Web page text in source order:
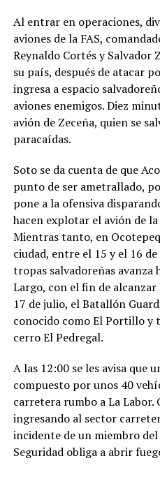
Al entrar en operaciones,
aviones de la FAS,
Reynaldo Cortés y Salvador
su país, después de atacar
ingresa a espacio
aviones enemigos. Diez
avión de Zeceña, quien se
paracaídas.
Soto se da cuenta de que
punto de ser ametrallado,
pone a la ofensiva
hacen explotar el avión de
Mientras tanto, en
ciudad, entre el 15 y el 16
tropas salvadoreñas avanza
Largo, con el fin de alcanzar
17 de julio, el Batallón
conocido como El Portillo y
cerro El Pedregal.
A las 12:00 se les avisa que
compuesto por unos 40
carretera rumbo a La Labor.
ingresando al sector
incidente de un miembro del
Seguridad obliga a abrir